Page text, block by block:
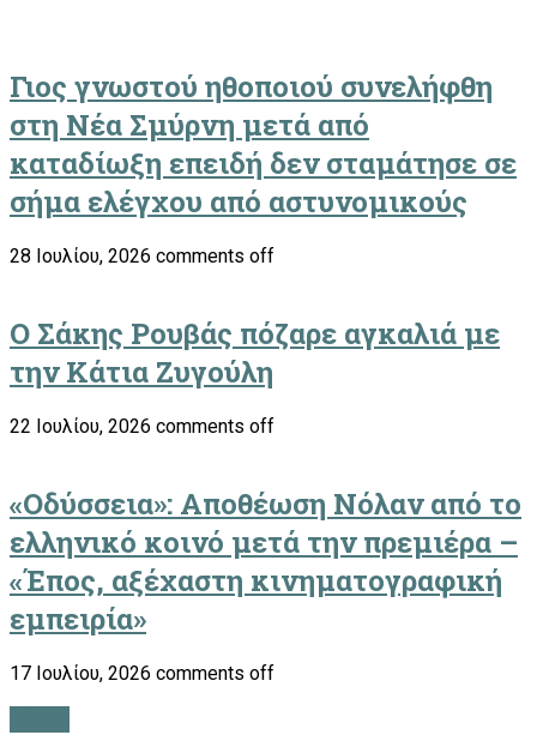
Γιος γνωστού ηθοποιού συνελήφθη
στη Νέα Σμύρνη μετά από
καταδίωξη επειδή δεν σταμάτησε σε
σήμα ελέγχου από αστυνομικούς
28 Ιουλίου, 2026 comments off
Ο Σάκης Ρουβάς πόζαρε αγκαλιά με
την Κάτια Ζυγούλη
22 Ιουλίου, 2026 comments off
«Οδύσσεια»: Αποθέωση Νόλαν από το
ελληνικό κοινό μετά την πρεμιέρα –
«Έπος, αξέχαστη κινηματογραφική
εμπειρία»
17 Ιουλίου, 2026 comments off